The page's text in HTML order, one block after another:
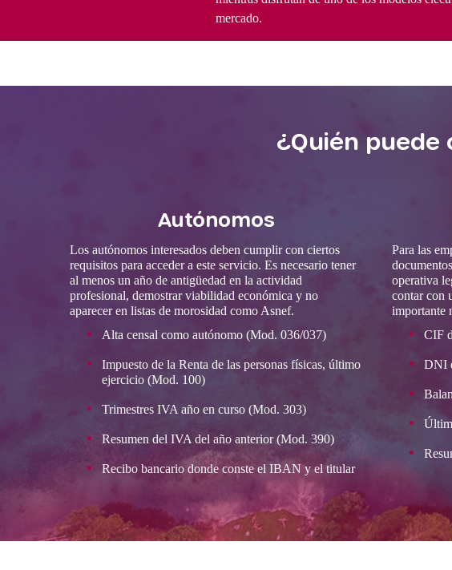
mercado.
¿Quién
Autónomos
Los autónomos interesados deben cumplir con ciertos
requisitos para acceder a este servicio. Es necesario tener
al menos un año de antigüedad en la actividad
profesional, demostrar viabilidad económica y no
aparecer en listas de morosidad como Asnef.
Alta censal como autónomo (Mod. 036/037)
Impuesto de la Renta de las personas físicas, último
ejercicio (Mod. 100)
Trimestres IVA año en curso (Mod. 303)
Resumen del IVA del año anterior (Mod. 390)
Recibo bancario donde conste el IBAN y el titular
Para las
operativa
contar con
importante
CIF
DNI